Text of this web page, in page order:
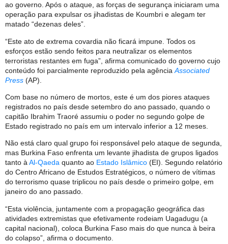
ao governo. Após o ataque, as forças de segurança iniciaram uma
operação para expulsar os jihadistas de Koumbri e alegam ter
matado “dezenas deles”.
“Este ato de extrema covardia não ficará impune. Todos os
esforços estão sendo feitos para neutralizar os elementos
terroristas restantes em fuga”, afirma comunicado do governo cujo
conteúdo foi parcialmente reproduzido pela agência Associated
Press (AP).
Com base no número de mortos, este é um dos piores ataques
registrados no país desde setembro do ano passado, quando o
capitão Ibrahim Traoré assumiu o poder no segundo golpe de
Estado registrado no país em um intervalo inferior a 12 meses.
Não está claro qual grupo foi responsável pelo ataque de segunda,
mas Burkina Faso enfrenta um levante jihadista de grupos ligados
tanto àAl-Qaeda quanto ao Estado Islâmico (EI). Segundo relatório
do Centro Africano de Estudos Estratégicos, o número de vítimas
do terrorismo quase triplicou no país desde o primeiro golpe, em
janeiro do ano passado.
“Esta violência, juntamente com a propagação geográfica das
atividades extremistas que efetivamente rodeiam Uagadugu (a
capital nacional), coloca Burkina Faso mais do que nunca à beira
do colapso”, afirma o documento.